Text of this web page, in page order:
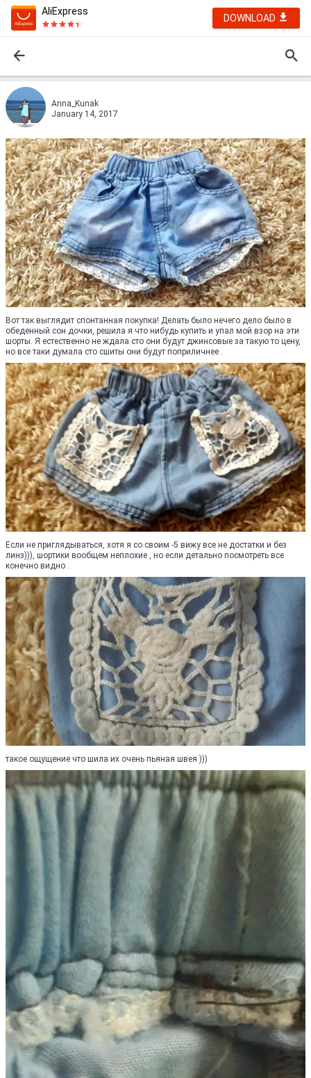
AliExpress
DOWNLOAD
Anna_Kunak
January 14, 2017
Вот так выглядит спонтанная покупка! Делать было нечего дело было в
обеденный сон дочки, решила я что нибудь купить и упал мой взор на эти
шорты. Я естественно не ждала сто они будут джинсовые за такую то цену,
но все таки думала сто сшиты они будут поприличнее .
Если не приглядываться, хотя я со своим -5 вижу все не достатки и без
линз))), шортики вообщем неплохие , но если детально посмотреть все
конечно видно .
такое ощущение что шила их очень пьяная швея )))